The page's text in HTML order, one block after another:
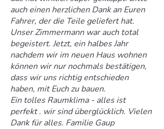
auch einen herzlichen Dank an Euren
Fahrer, der die Teile geliefert hat.
Unser Zimmermann war auch total
begeistert. Jetzt, ein halbes Jahr
nachdem wir im neuen Haus wohnen
können wir nur nochmals bestätigen,
dass wir uns richtig entschieden
haben, mit Euch zu bauen.
Ein tolles Raumklima - alles ist
perfekt . wir sind überglücklich. Vielen
Dank für alles. Familie Gaup